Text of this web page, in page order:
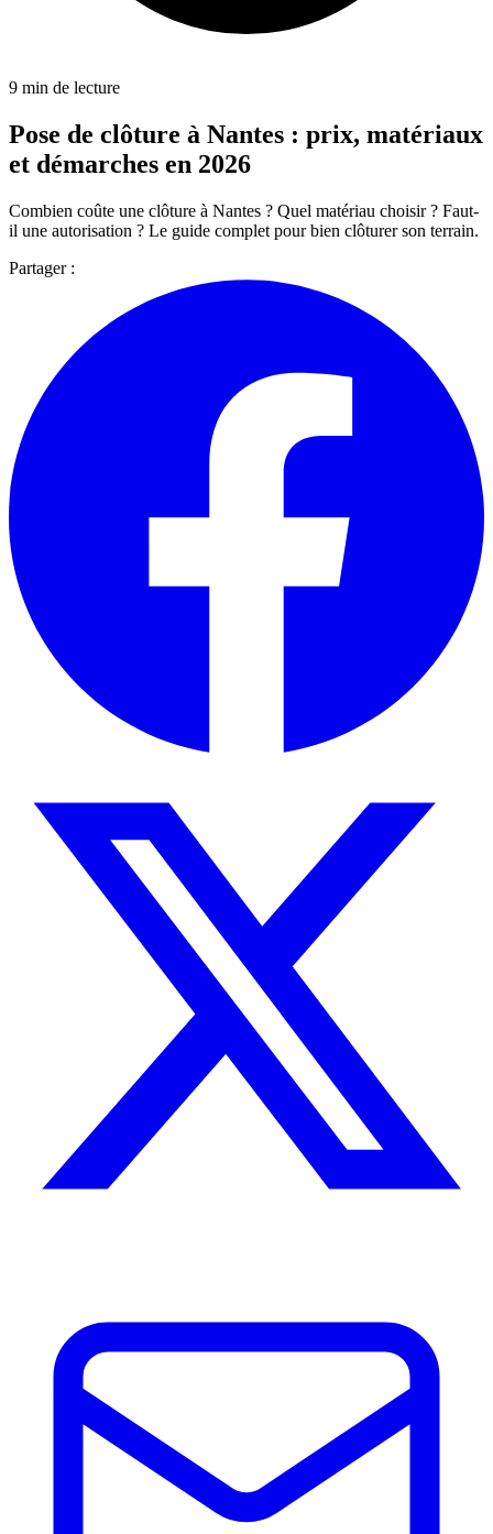
9 min de lecture
Pose de clôture à Nantes : prix, matériaux
et démarches en 2026
Combien coûte une clôture à Nantes ? Quel matériau choisir ? Faut-
il une autorisation ? Le guide complet pour bien clôturer son terrain.
Partager :